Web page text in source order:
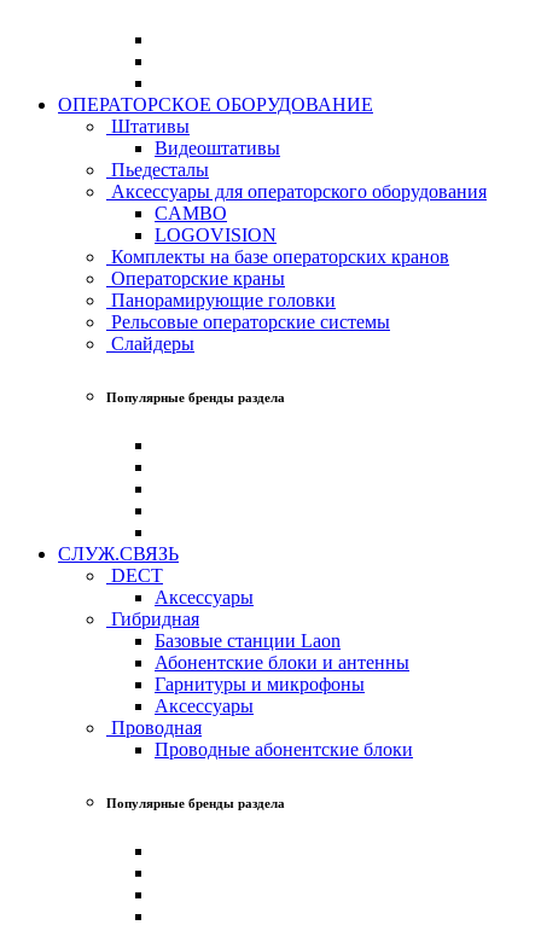
ОПЕРАТОРСКОЕ ОБОРУДОВАНИЕ
Штативы
Видеоштативы
Пьедесталы
Аксессуары для операторского оборудования
CAMBO
LOGOVISION
Комплекты на базе операторских кранов
Операторские краны
Панорамирующие головки
Рельсовые операторские системы
Слайдеры
Популярные бренды раздела
СЛУЖ.СВЯЗЬ
DECT
Аксессуары
Гибридная
Базовые станции Laon
Абонентские блоки и антенны
Гарнитуры и микрофоны
Аксессуары
Проводная
Проводные абонентские блоки
Популярные бренды раздела